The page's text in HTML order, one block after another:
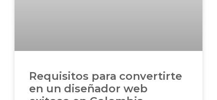
Requisitos para convertirte
en un diseñador web